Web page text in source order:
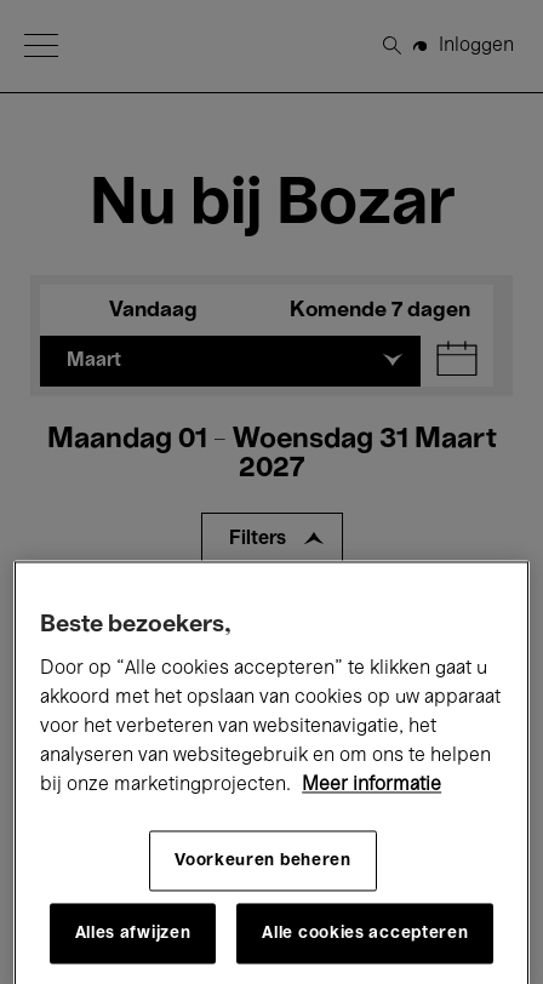
Open Menu
Zoeken
Inloggen
Nu bij Bozar
Vandaag Komende 7 dagen
Maart
Maandag 01 - Woensdag 31 Maart
2027
Filters
Alle evenementen
Tentoonstellingen Films
Performances Lezingen & Debatten
Jazz Klassieke Muziek Global Music
Voor iedereen Kids’ Palace
Beste bezoekers,
Door op “Alle cookies accepteren” te klikken gaat u
akkoord met het opslaan van cookies op uw apparaat
voor het verbeteren van websitenavigatie, het
analyseren van websitegebruik en om ons te helpen
bij onze marketingprojecten.
Meer informatie
Voorkeuren beheren
Alles afwijzen Alle cookies accepteren